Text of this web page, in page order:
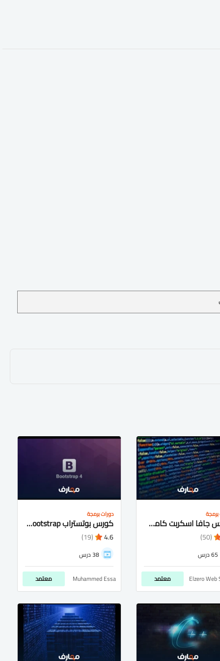
كورس جافا اسكربت كامل شرح عربى للمبتدئيين
(50)
65 درس
Elzero Web معتمد
دورات برمجة
كورس بوتستراب bootstrap شرح عربى كامل للمتبدئيين
4.6
(19)
38 درس
Muhammed Essa معتمد